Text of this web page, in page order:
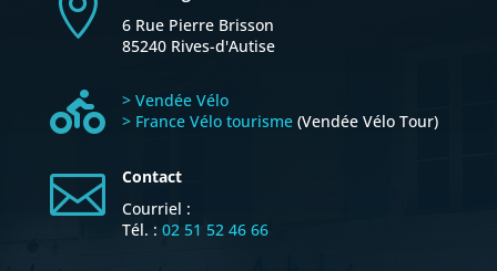

6 Rue Pierre Brisson
85240 Rives-d'Autise

> Vendée Vélo
> France Vélo tourisme(Vendée Vélo Tour)

Contact
Courriel :
Tél. : 02 51 52 46 66